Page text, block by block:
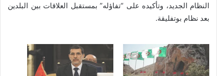
النظام الجديد، وتأكيده على “تفاؤله” بمستقبل العلاقات بين البلدين
بعد نظام بوتفليقة.